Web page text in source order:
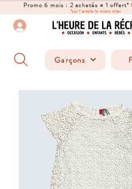
Promo 6 mois : 2 achetés = 1 offert*
*sur l'article le moins cher
Garçons